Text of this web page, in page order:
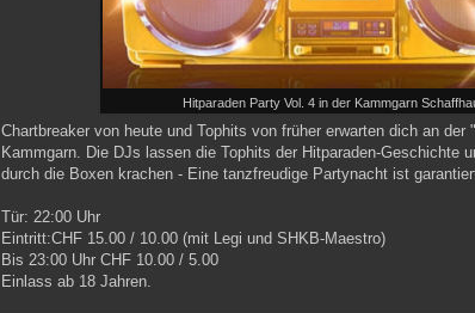
Hitparaden Party Vol. 4 in der Kammgarn
Chartbreaker von heute und Tophits von früher erwarten dich an der
Kammgarn. Die DJs lassen die Tophits der Hitparaden-Geschichte
durch die Boxen krachen - Eine tanzfreudige Partynacht ist
Tür: 22:00 Uhr
Eintritt:CHF 15.00 / 10.00 (mit Legi und SHKB-Maestro)
Bis 23:00 Uhr CHF 10.00 / 5.00
Einlass ab 18 Jahren.